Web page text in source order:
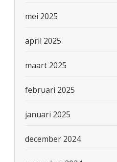
mei 2025
april 2025
maart 2025
februari 2025
januari 2025
december 2024